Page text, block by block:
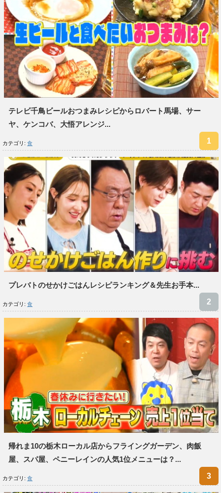
テレビ千鳥ビールおつまみレシピからロバート馬場、サー
ヤ、ケンコバ、大悟アレンジ...
カテゴリ: 食
プレバトのせかけごはんレシピランキング＆先生お手本...
カテゴリ: 食
帰れま10の栃木ローカル店からフライングガーデン、肉飯
屋、スパ屋、ペニーレインの人気1位メニューは？...
カテゴリ: 食